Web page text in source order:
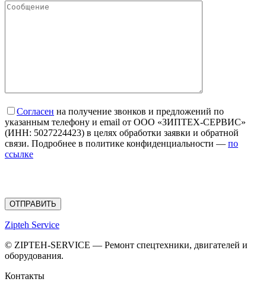
Согласен на получение звонков и предложений по
указанным телефону и email от ООО «ЗИПТЕХ-СЕРВИС»
(ИНН: 5027224423) в целях обработки заявки и обратной
связи. Подробнее в политике конфиденциальности — по
ссылке
Zipteh Service
© ZIPTEH-SERVICE — Ремонт спецтехники, двигателей и
оборудования.
Контакты